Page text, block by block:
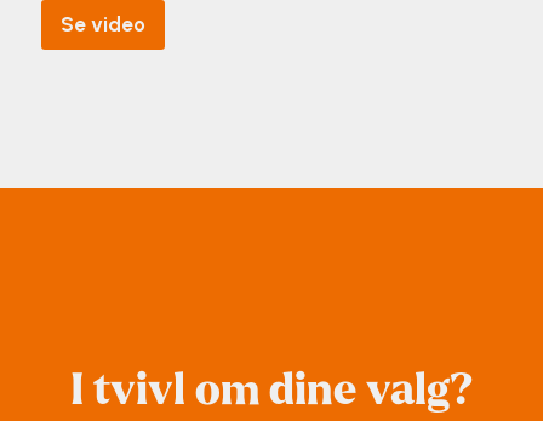
Se video
I tvivl om dine valg?